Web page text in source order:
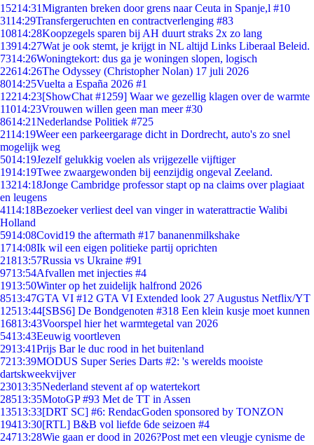
15214:31Migranten breken door grens naar Ceuta in Spanje,l #10
3114:29Transfergeruchten en contractverlenging #83
10814:28Koopzegels sparen bij AH duurt straks 2x zo lang
13914:27Wat je ook stemt, je krijgt in NL altijd Links Liberaal Beleid.
7314:26Woningtekort: dus ga je woningen slopen, logisch
22614:26The Odyssey (Christopher Nolan) 17 juli 2026
8014:25Vuelta a España 2026 #1
12214:23[ShowChat #1259] Waar we gezellig klagen over de warmte
11014:23Vrouwen willen geen man meer #30
8614:21Nederlandse Politiek #725
2114:19Weer een parkeergarage dicht in Dordrecht, auto's zo snel
mogelijk weg
5014:19Jezelf gelukkig voelen als vrijgezelle vijftiger
1914:19Twee zwaargewonden bij eenzijdig ongeval Zeeland.
13214:18Jonge Cambridge professor stapt op na claims over plagiaat
en leugens
4114:18Bezoeker verliest deel van vinger in waterattractie Walibi
Holland
5914:08Covid19 the aftermath #17 bananenmilkshake
1714:08Ik wil een eigen politieke partij oprichten
21813:57Russia vs Ukraine #91
9713:54Afvallen met injecties #4
1913:50Winter op het zuidelijk halfrond 2026
8513:47GTA VI #12 GTA VI Extended look 27 Augustus Netflix/YT
12513:44[SBS6] De Bondgenoten #318 Een klein kusje moet kunnen
16813:43Voorspel hier het warmtegetal van 2026
5413:43Eeuwig voortleven
2913:41Prijs Bar le duc rood in het buitenland
7213:39MODUS Super Series Darts #2: 's werelds mooiste
dartskweekvijver
23013:35Nederland stevent af op watertekort
28513:35MotoGP #93 Met de TT in Assen
13513:33[DRT SC] #6: RendacGoden sponsored by TONZON
19413:30[RTL] B&B vol liefde 6de seizoen #4
24713:28Wie gaan er dood in 2026?Post met een vleugje cynisme de